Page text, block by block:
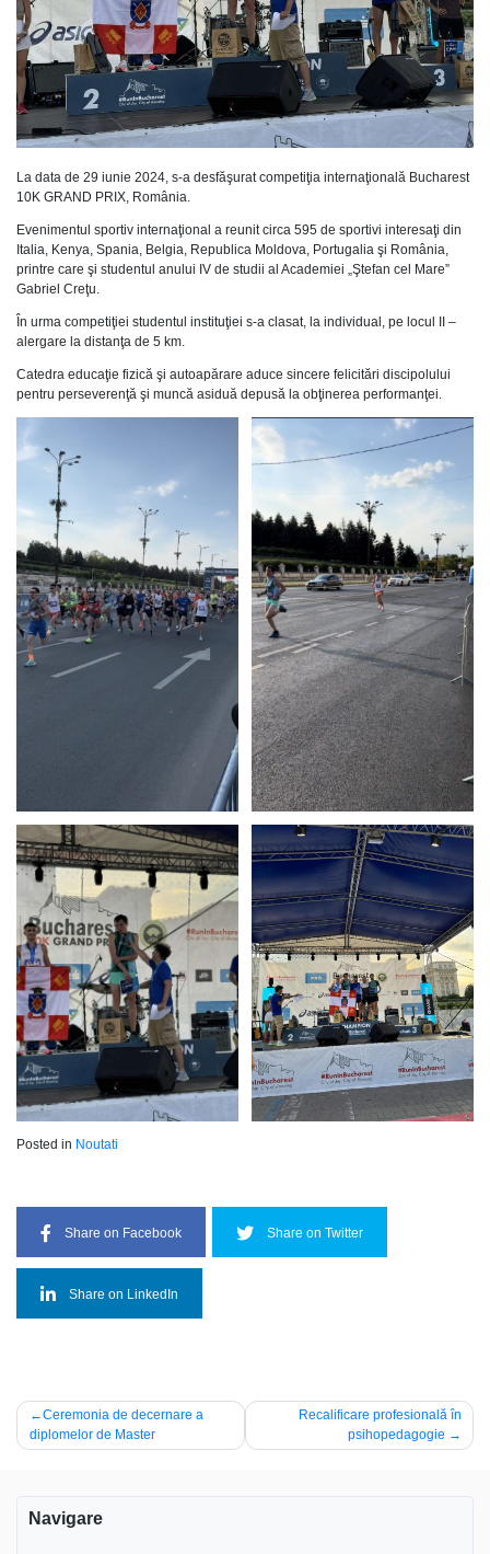
La data de 29 iunie 2024, s-a desfăşurat competiţia internaţională Bucharest
10K GRAND PRIX, România.
Evenimentul sportiv internaţional a reunit circa 595 de sportivi interesaţi din
Italia, Kenya, Spania, Belgia, Republica Moldova, Portugalia şi România,
printre care şi studentul anului IV de studii al Academiei „Ştefan cel Mare”
Gabriel Creţu.
În urma competiţiei studentul instituţiei s-a clasat, la individual, pe locul II –
alergare la distanţa de 5 km.
Catedra educaţie fizică şi autoapărare aduce sincere felicitări discipolului
pentru perseverenţă şi muncă asiduă depusă la obţinerea performanţei.
Posted in Noutati
Share on Facebook Share on Twitter
Share on LinkedIn
Navigare
în
Ceremonia de decernare a
diplomelor de Master
Recalificare profesională în
psihopedagogie
Navigare